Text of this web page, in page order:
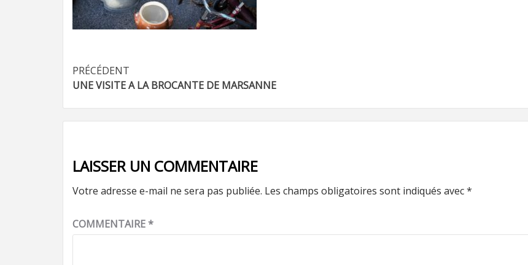
Navigation
d’article
PRÉCÉDENT
UNE VISITE A LA BROCANTE DE MARSANNE
LAISSER UN COMMENTAIRE
Votre adresse e-mail ne sera pas publiée. Les champs obligatoires sont indiqués avec*
COMMENTAIRE*